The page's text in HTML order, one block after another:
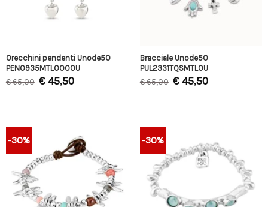
Orecchini pendenti Unode50
PEN0935MTL0000U
€65,00 €45,50
Bracciale Unode50
PUL2331TQSMTL0U
€65,00 €45,50
-30% -30%